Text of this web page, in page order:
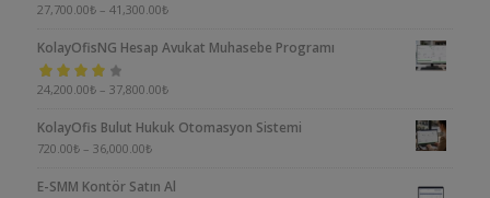
5 üzerinden
27,700.00₺ – 41,300.00₺
KolayOfisNG Hesap Avukat Muhasebe Programı
5
4.00oy aldı
24,200.00₺ – 37,800.00₺
KolayOfis Bulut Hukuk Otomasyon Sistemi
720.00₺ – 36,000.00₺
E-SMM Kontör Satın Al